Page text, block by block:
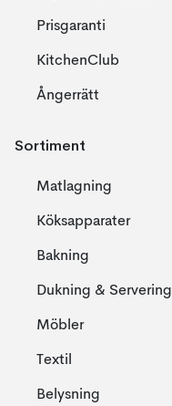
Prisgaranti
KitchenClub
Ångerrätt
Sortiment
Matlagning
Köksapparater
Bakning
Dukning & Servering
Möbler
Textil
Belysning